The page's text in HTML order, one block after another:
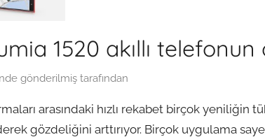
1520 akıllı telefonun
gönderilmiş tarafından
arasındaki hızlı rekabet birçok yeniliğin
gözdeliğini arttırıyor. Birçok uygulama